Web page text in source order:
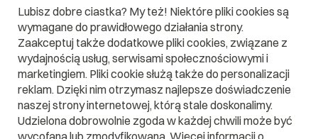
Lubisz dobre ciastka? My też! Niektóre pliki cookies są
wymagane do prawidłowego działania strony.
Zaakceptuj także dodatkowe pliki cookies, związane z
wydajnością usług, serwisami społecznościowymi i
marketingiem. Pliki cookie służą także do personalizacji
reklam. Dzięki nim otrzymasz najlepsze doświadczenie
naszej strony internetowej, którą stale doskonalimy.
Udzielona dobrowolnie zgoda w każdej chwili może być
wycofana lub zmodyfikowana. Więcej informacji o